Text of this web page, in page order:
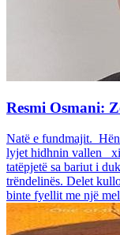
Resmi Osmani:
Natë e fundmajit.
lyjet hidhnin vallen
tatëpjetë sa bariut i
trëndelinës. Delet
binte fyellit me një